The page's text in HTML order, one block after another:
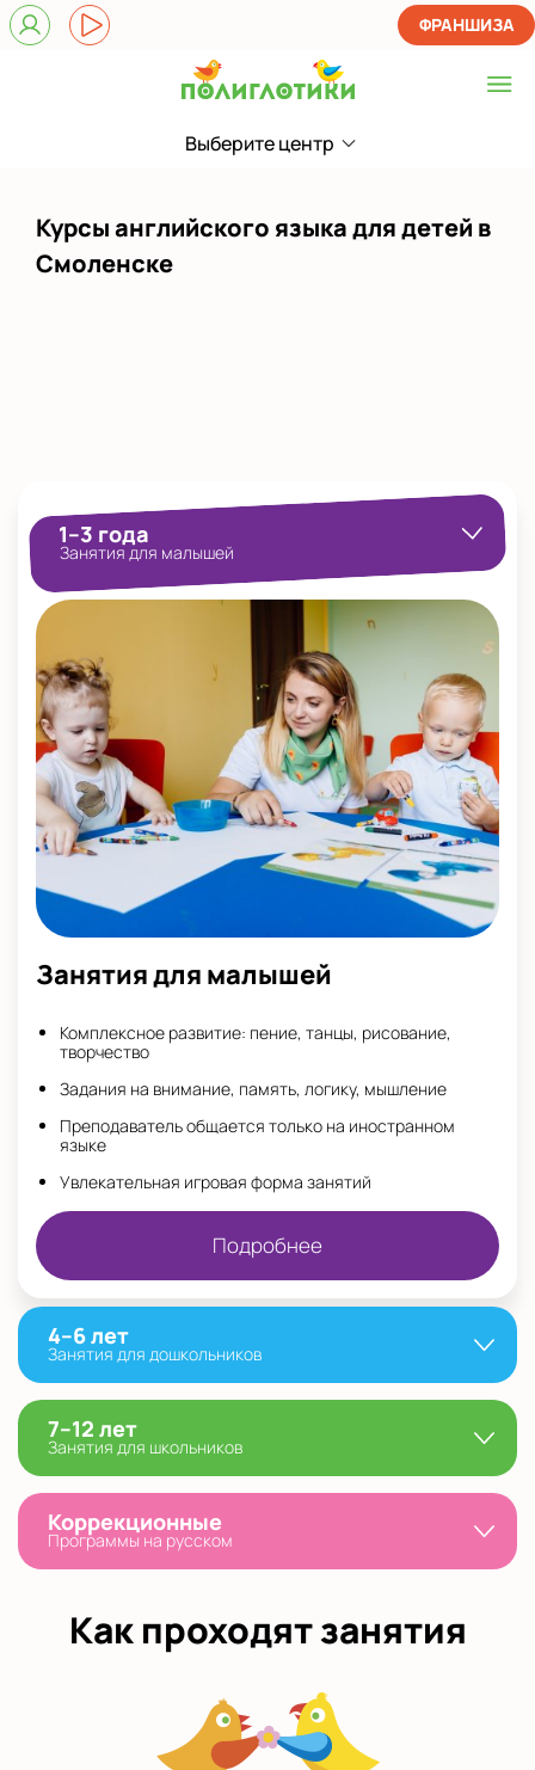
Выберите центр
Выберите центр
на Рыленкова
ФРАНШИЗА
Курсы английского языка для детей в
Смоленске
1–3 года
Занятия для малышей
Занятия для малышей
Комплексное развитие: пение, танцы, рисование,
творчество
Задания на внимание, память, логику, мышление
Преподаватель общается только на иностранном
языке
Увлекательная игровая форма занятий
Подробнее
4–6 лет
Занятия для дошкольников
7–12 лет
Занятия для школьников
Коррекционные
Программы на русском
Как проходят занятия